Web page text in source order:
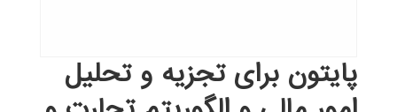
پایتون برای تجزیه و تحلیل